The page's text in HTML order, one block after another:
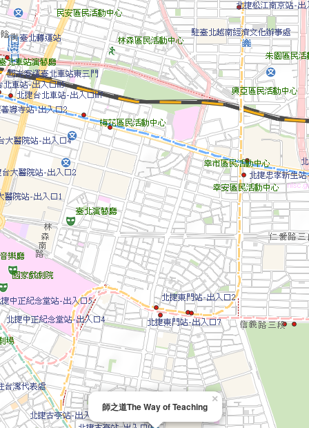
師之道The Way of Teaching
×